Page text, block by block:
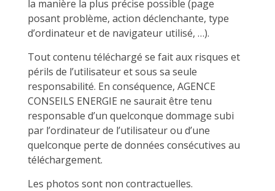
la manière la plus précise possible (page
posant problème, action déclenchante, type
d’ordinateur et de navigateur utilisé, …).
Tout contenu téléchargé se fait aux risques et
périls de l’utilisateur et sous sa seule
responsabilité. En conséquence, AGENCE
CONSEILS ENERGIE ne saurait être tenu
responsable d’un quelconque dommage subi
par l’ordinateur de l’utilisateur ou d’une
quelconque perte de données consécutives au
téléchargement.
Les photos sont non contractuelles.